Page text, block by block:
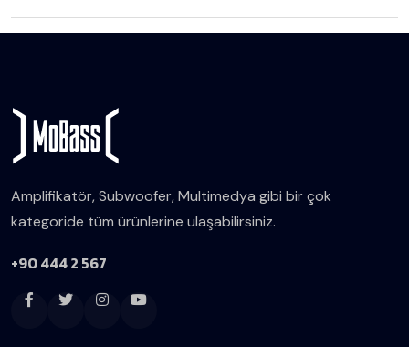
Amplifikatör, Subwoofer, Multimedya gibi bir çok
kategoride tüm ürünlerine ulaşabilirsiniz.
+90 444 2 567